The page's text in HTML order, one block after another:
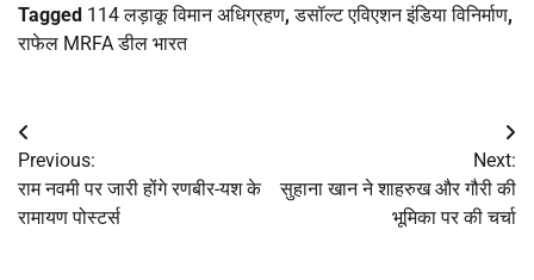
Tagged 114 लड़ाकू विमान अधिग्रहण,डसॉल्ट एविएशन इंडिया विनिर्माण,
राफेल MRFA डील भारत
Post
navigation
Previous:
राम नवमी पर जारी होंगे रणबीर-यश के
रामायण पोस्टर्स
Next:
सुहाना खान ने शाहरुख और गौरी की
भूमिका पर की चर्चा